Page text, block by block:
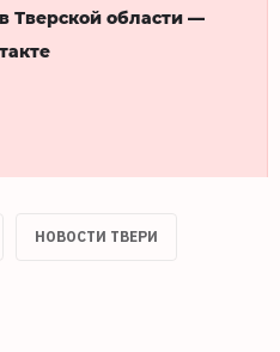
Тверской области —
НОВОСТИ ТВЕРИ